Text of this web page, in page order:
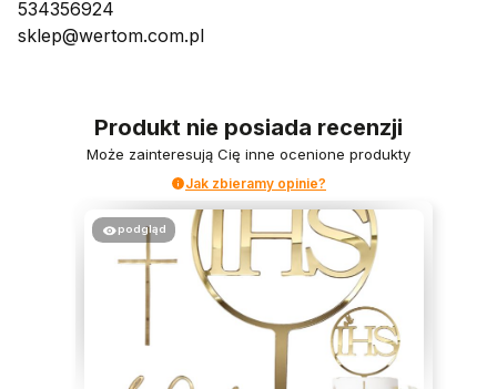
534356924
sklep@wertom.com.pl
Produkt nie posiada recenzji
Może zainteresują Cię inne ocenione produkty
Jak zbieramy opinie?
podgląd